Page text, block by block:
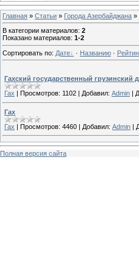
Главная » Статьи » Города Азербайджана »
В категории материалов: 2
Показано материалов: 1-2
Сортировать по: Дате · Названию ·
Гахский государственный грузинский
Гах
Просмотров: 1102 Добавил: Admin
Гах
Гах | Просмотров: 4460 | Добавил: Admin |
Полная версия сайта